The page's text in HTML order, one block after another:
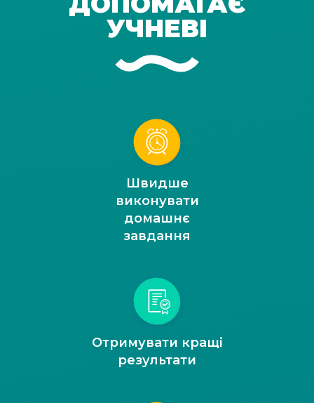
УЧНЕВІ
Швидше
виконувати
домашнє
завдання
Отримувати кращі
результати